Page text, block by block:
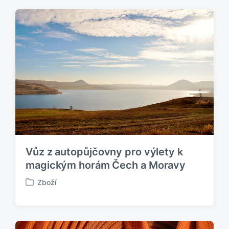
l
i
k
o
á
o
v
Vůz z autopůjčovny pro výlety k
magickým horám Čech a Moravy
P
l
Zboží